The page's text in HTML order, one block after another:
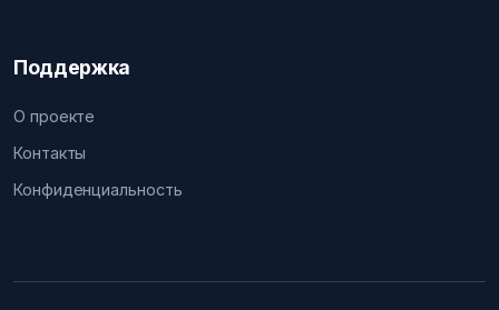
Поддержка
О проекте
Контакты
Конфиденциальность